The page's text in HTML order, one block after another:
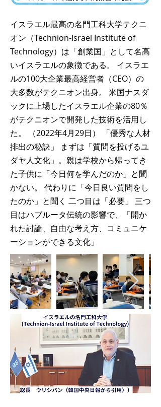
イスラエル最高の名門工科大学テクニ
オン（Technion-Israel Institute of
Technology）は「創業国」として名高
いイスラエルの象徴である。 イスラエ
ルの100大企業最高経営者（CEO）の
大多数がテクニオン出身。 米国ナスダ
ックに上場したイスラエル企業の80％
がテクニオンで開発した技術を活用し
た。 （2022年4月29日） 「優秀な人材
排出の秘訣」 まずは「質問を投げるユ
ダヤ人文化」。親は学校から帰ってき
た子供に「今日何を学んだのか」と聞
かない。 代わりに「今日良い質問をし
たのか」と聞く 二つ目は「必要」 三つ
目はハブルータ伝統の影響で、「開か
れた討論、自由な考え方、コミュニケ
ーションができる文化」